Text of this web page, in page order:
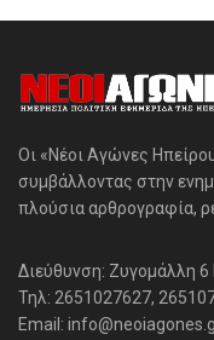
Οι «Νέοι Αγώνες
συμβάλλοντας στην
πλούσια αρθρογραφία,
Διεύθυνση: Ζυγομάλλη 6
Τηλ: 2651027627,
Email: